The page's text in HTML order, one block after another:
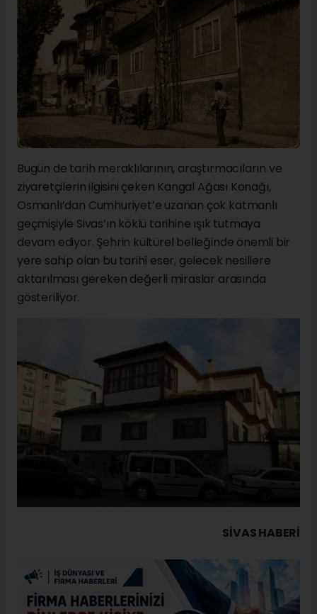
Bugün de tarih meraklılarının, araştırmacıların ve
ziyaretçilerin ilgisini çeken Kangal Ağası Konağı,
Osmanlı’dan Cumhuriyet’e uzanan çok katmanlı
geçmişiyle Sivas’ın köklü tarihine ışık tutmaya
devam ediyor. Şehrin kültürel belleğinde önemli bir
yere sahip olan bu tarihî eser, gelecek nesillere
aktarılması gereken değerli miraslar arasında
gösteriliyor.
SIVAS HABERİ